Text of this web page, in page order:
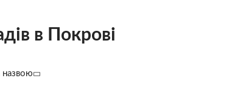
в Покрові
назвою